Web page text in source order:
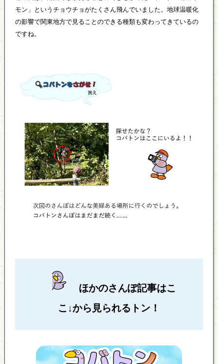
モン」というチョウチョがたくさん飛んでいました。地球温暖化
の影響で関東地方で見ることのできる種類も変わってきているの
ですね。
ほかのさんぽ記事はこ
こ↓から見られるトン！